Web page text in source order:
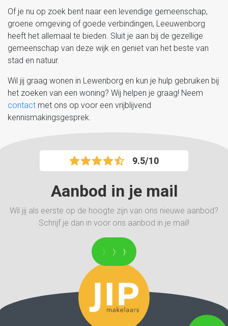
Of je nu op zoek bent naar een levendige gemeenschap,
groene omgeving of goede verbindingen, Leeuwenborg
heeft het allemaal te bieden. Sluit je aan bij de gezellige
gemeenschap van deze wijk en geniet van het beste van
stad en natuur.
Wil jij graag wonen in Lewenborg en kun je hulp gebruiken bij
het zoeken van een woning? Wij helpen je graag! Neem
contact met ons op voor een vrijblijvend
kennismakingsgesprek.
9.5/10
Aanbod in je mail
Wil jij als eerste op de hoogte zijn van ons nieuwe aanbod?
Schrijf je dan in voor ons aanbod in je mail!